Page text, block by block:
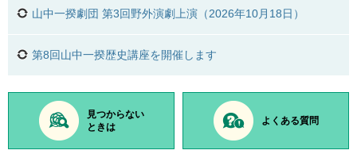
山中一揆劇団 第3回野外演劇上演（2026年10月18日）
第8回山中一揆歴史講座を開催します
見つからない
ときは
よくある質問